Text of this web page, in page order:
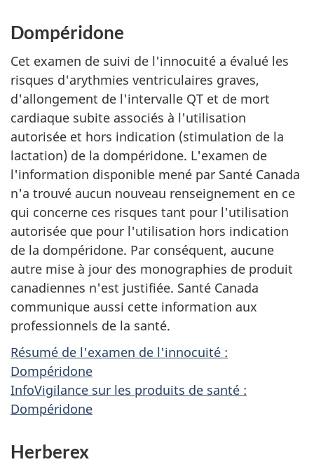
Dompéridone
Cet examen de suivi de l'innocuité a évalué les
risques d'arythmies ventriculaires graves,
d'allongement de l'intervalle QT et de mort
cardiaque subite associés à l'utilisation
autorisée et hors indication (stimulation de la
lactation) de la dompéridone. L'examen de
l'information disponible mené par Santé Canada
n'a trouvé aucun nouveau renseignement en ce
qui concerne ces risques tant pour l'utilisation
autorisée que pour l'utilisation hors indication
de la dompéridone. Par conséquent, aucune
autre mise à jour des monographies de produit
canadiennes n'est justifiée. Santé Canada
communique aussi cette information aux
professionnels de la santé.
Résumé de l'examen de l'innocuité :
Dompéridone
InfoVigilance sur les produits de santé :
Dompéridone
Herberex